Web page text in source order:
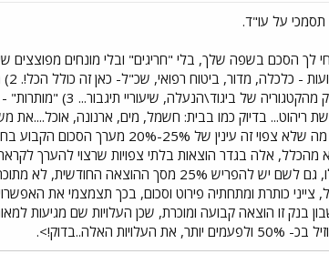
על עו"ד.
חלק מהקטגוריה של
ריהוט... בדיוק כמו בבית: חשמל, מים, ארנונה,
כל מה שלא צפוי זה עינין של
מהכלל, אלה בגדר הוצאות בלתי צפויות שרצוי להערך
שלו, גם לשם יש להפריש 25% מסך
צייני כותרת ומתחתיה פירוט וסכום, בכך תצמצמי את
בנק זו הוצאה קבועה ומוכרת, שכן העלויות שם מגיעות
יותר, את העלויות האלה..בדוק!>.